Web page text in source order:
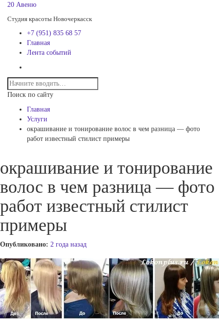
20 Авеню
Студия красоты Новочеркасск
+7 (951) 835 68 57
Главная
Лента событий
Поиск по сайту
Главная
Услуги
окрашивание и тонирование волос в чем разница — фото
работ известный стилист примеры
окрашивание и тонирование
волос в чем разница — фото
работ известный стилист
примеры
Опубликовано: 2 года назад